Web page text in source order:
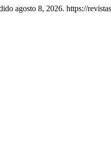
agosto 8, 2026. https://